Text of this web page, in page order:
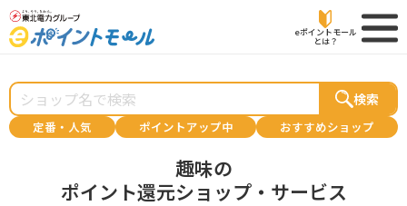
eポイントモール
とは？
検索
定番・人気 ポイントアップ中 おすすめショップ
趣味の
ポイント還元ショップ・サービス